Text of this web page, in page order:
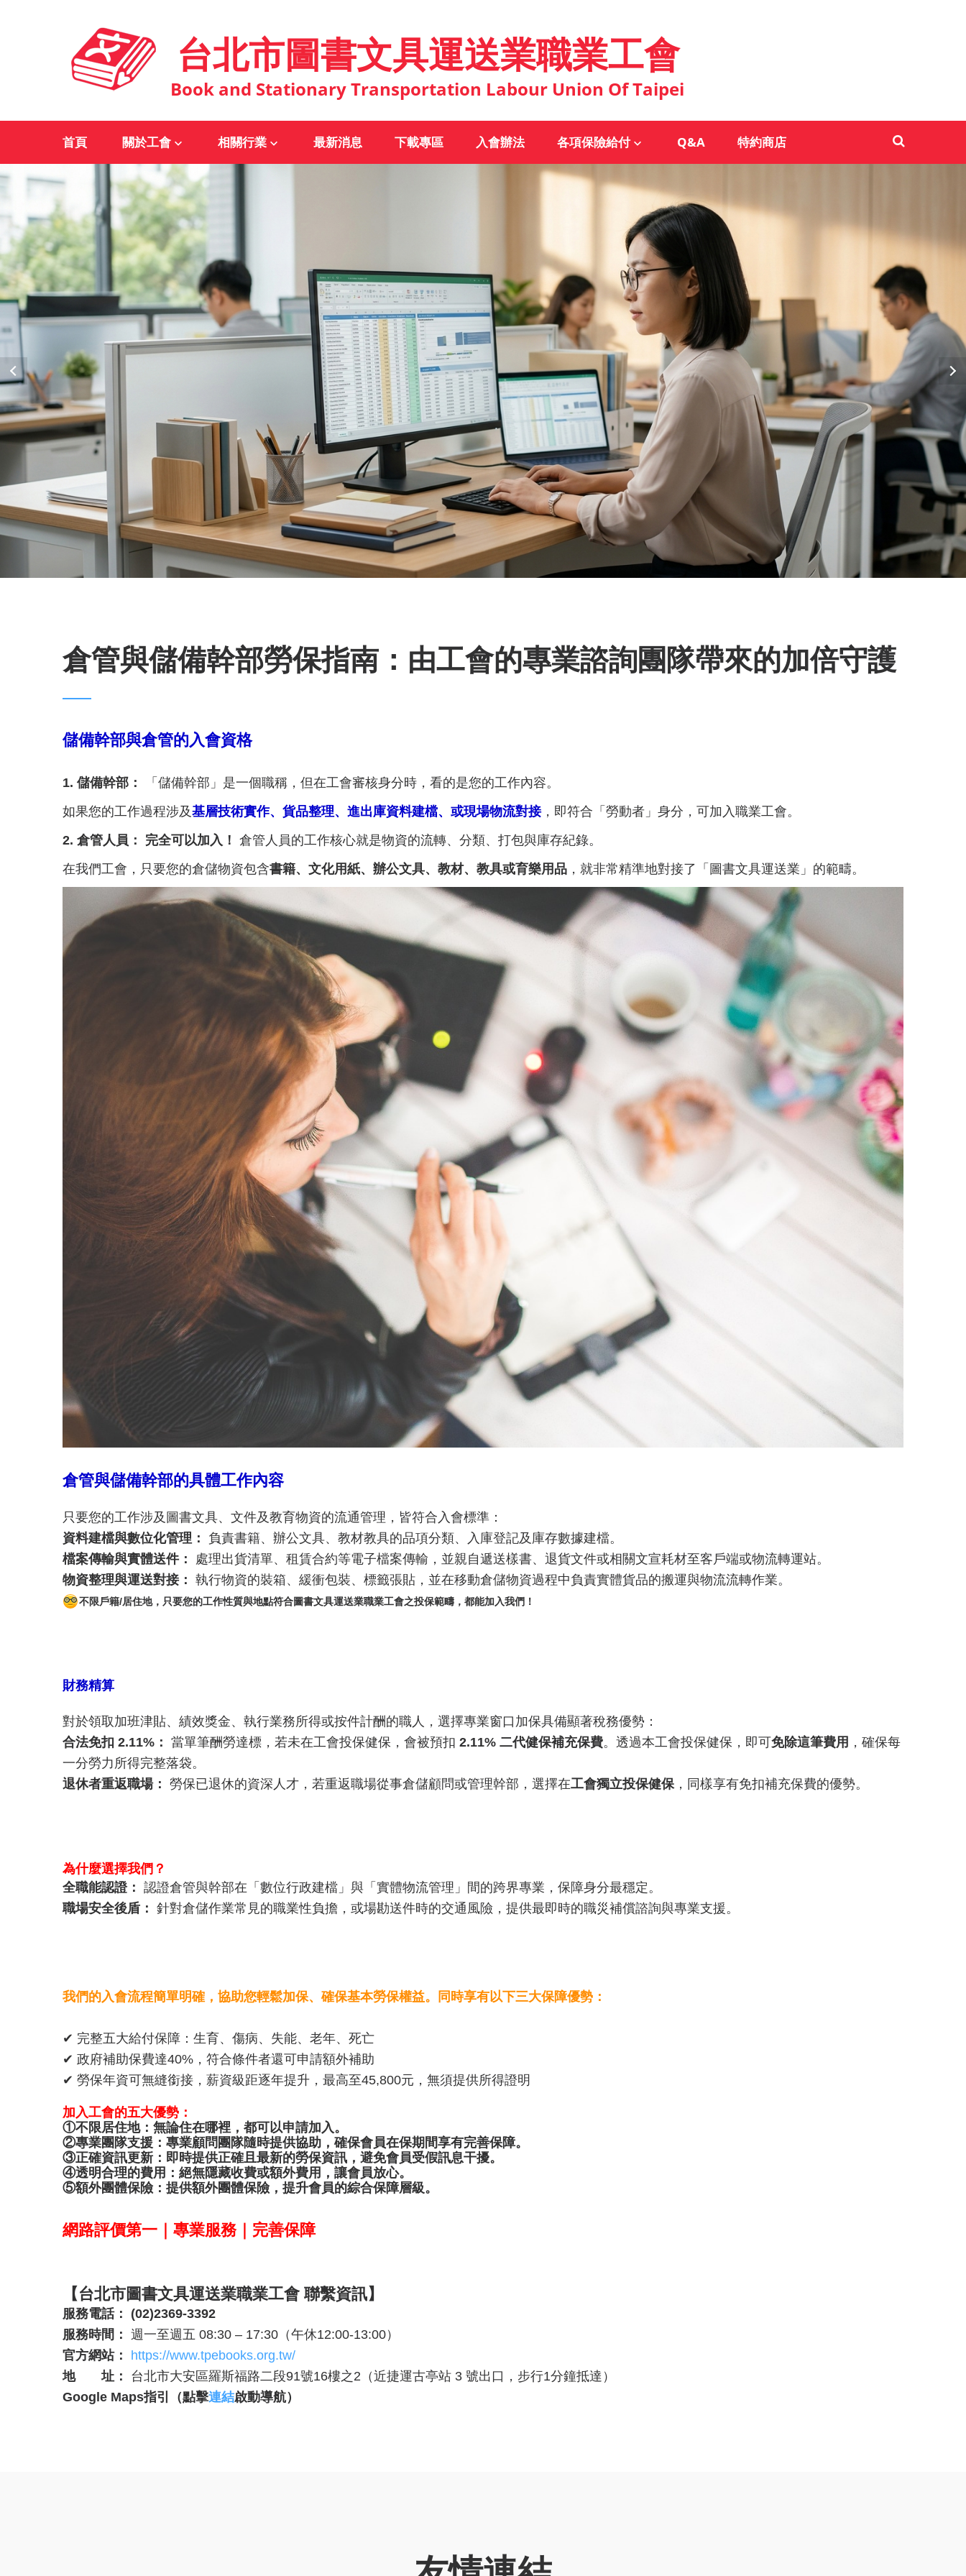
台北市圖書文具運送業職業工會
Book and Stationary Transportation Labour Union Of Taipei
首頁 關於工會 相關行業 最新消息 下載專區 入會辦法 各項保險給付 Q&A 特約商店
倉管與儲備幹部勞保指南：由工會的專業諮詢團隊帶來的加倍守護
儲備幹部與倉管的入會資格
1. 儲備幹部：
「儲備幹部」是一個職稱，但在工會審核身分時，看的是您的工作內容。
如果您的工作過程涉及基層技術實作、貨品整理、進出庫資料建檔、或現場物流對接，即符合「勞動者」身分，可加入職業工會。
2. 倉管人員：
完全可以加入！ 倉管人員的工作核心就是物資的流轉、分類、打包與庫存紀錄。
在我們工會，只要您的倉儲物資包含書籍、文化用紙、辦公文具、教材、教具或育樂用品 ，就非常精準地對接了「圖書文具運送業」的範疇。
倉管與儲備幹部的具體工作內容
只要您的工作涉及圖書文具、文件及教育物資的流通管理，皆符合入會標準：
資料建檔與數位化管理：
負責書籍、辦公文具、教材教具的品項分類、入庫登記及庫存數據建檔。
檔案傳輸與實體送件：
處理出貨清單、租賃合約等電子檔案傳輸，並親自遞送樣書、退貨文件或相關文宣耗材至客戶端或物流轉運站。
物資整理與運送對接： 執行物資的裝箱、緩衝包裝、標籤張貼，並在移動倉儲物資過程中負責實體貨品的搬運與物流流轉作業。
不限戶籍/居住地，只要您的工作性質與地點符合圖書文具運送業職業工會之投保範疇，都能加入我們！
財務精算
對於領取加班津貼、績效獎金、執行業務所得或按件計酬的職人，選擇專業窗口加保具備顯著稅務優勢：
合法免扣 2.11%： 當單筆酬勞達標，若未在工會投保健保，會被預扣 2.11% 二代健保補充保費。透過本工會投保健保，即可免除這筆費用 ，確保每
一分勞力所得完整落袋。
退休者重返職場： 勞保已退休的資深人才，若重返職場從事倉儲顧問或管理幹部，選擇在工會獨立投保健保 ，同樣享有免扣補充保費的優勢。
為什麼選擇我們？
全職能認證： 認證倉管與幹部在「數位行政建檔」與「實體物流管理」間的跨界專業，保障身分最穩定。
職場安全後盾： 針對倉儲作業常見的職業性負擔，或場勘送件時的交通風險，提供最即時的職災補償諮詢與專業支援。
我們的入會流程簡單明確，協助您輕鬆加保、確保基本勞保權益。同時享有以下三大保障優勢：
✔ 完整五大給付保障：生育、傷病、失能、老年、死亡
✔ 政府補助保費達40%，符合條件者還可申請額外補助
✔ 勞保年資可無縫銜接，薪資級距逐年提升，最高至45,800元，無須提供所得證明
加入工會的五大優勢：
①不限居住地：無論住在哪裡，都可以申請加入。
②專業團隊支援：專業顧問團隊隨時提供協助，確保會員在保期間享有完善保障。
③正確資訊更新：即時提供正確且最新的勞保資訊，避免會員受假訊息干擾。
④透明合理的費用：絕無隱藏收費或額外費用，讓會員放心。
⑤額外團體保險：提供額外團體保險，提升會員的綜合保障層級。
網路評價第一｜專業服務｜完善保障
【台北市圖書文具運送業職業工會 聯繫資訊】
服務電話：
(02)2369-3392
服務時間： 週一至週五 08:30 – 17:30（午休12:00-13:00）
官方網站：
https://www.tpebooks.org.tw/
地 址：
台北市大安區羅斯福路二段91號16樓之2（近捷運古亭站 3 號出口，步行1分鐘抵達）
Google Maps指引（點擊連結啟動導航）